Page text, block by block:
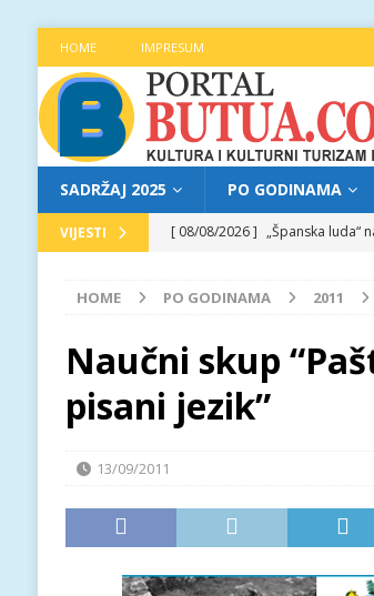
HOME IMPRESUM
SADRŽAJ 2025 PO GODINAMA
VIJESTI [ 08/08/2026 ] „Španska luda“
[ 07/08/2026 ] Trg pjesnika
FOKUS
Najava
[ 08/08/2026 ]
HOME PO GODINAMA 2011
Naučni skup
pisani jezik”
13/09/2011